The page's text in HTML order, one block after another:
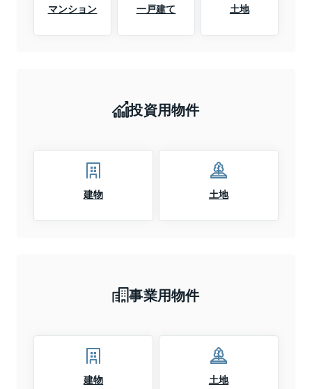
マンション 一戸建て 土地
投資用物件
建物 土地
事業用物件
建物 土地